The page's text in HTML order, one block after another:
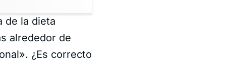
de la dieta
alrededor de
¿Es correcto